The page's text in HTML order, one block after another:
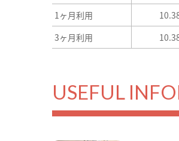
1ヶ月利用
3ヶ月利用
USEFUL